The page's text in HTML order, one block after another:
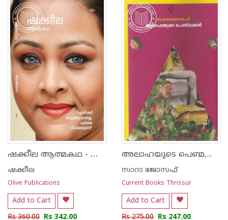
5
4
3
2
1 5
4
3
2
ഷക്കീല ആത്മകഥ - ഷക്കീല
ഷക്കീല
Olive Publications
Add to Cart
Rs 360.00 Rs 342.00
അലാഹയുടെ പെണ്മക്കള്‍
സാറാ ജോസഫ്
Current Books Thrissur
Add to Cart
Rs 275.00 Rs 247.00